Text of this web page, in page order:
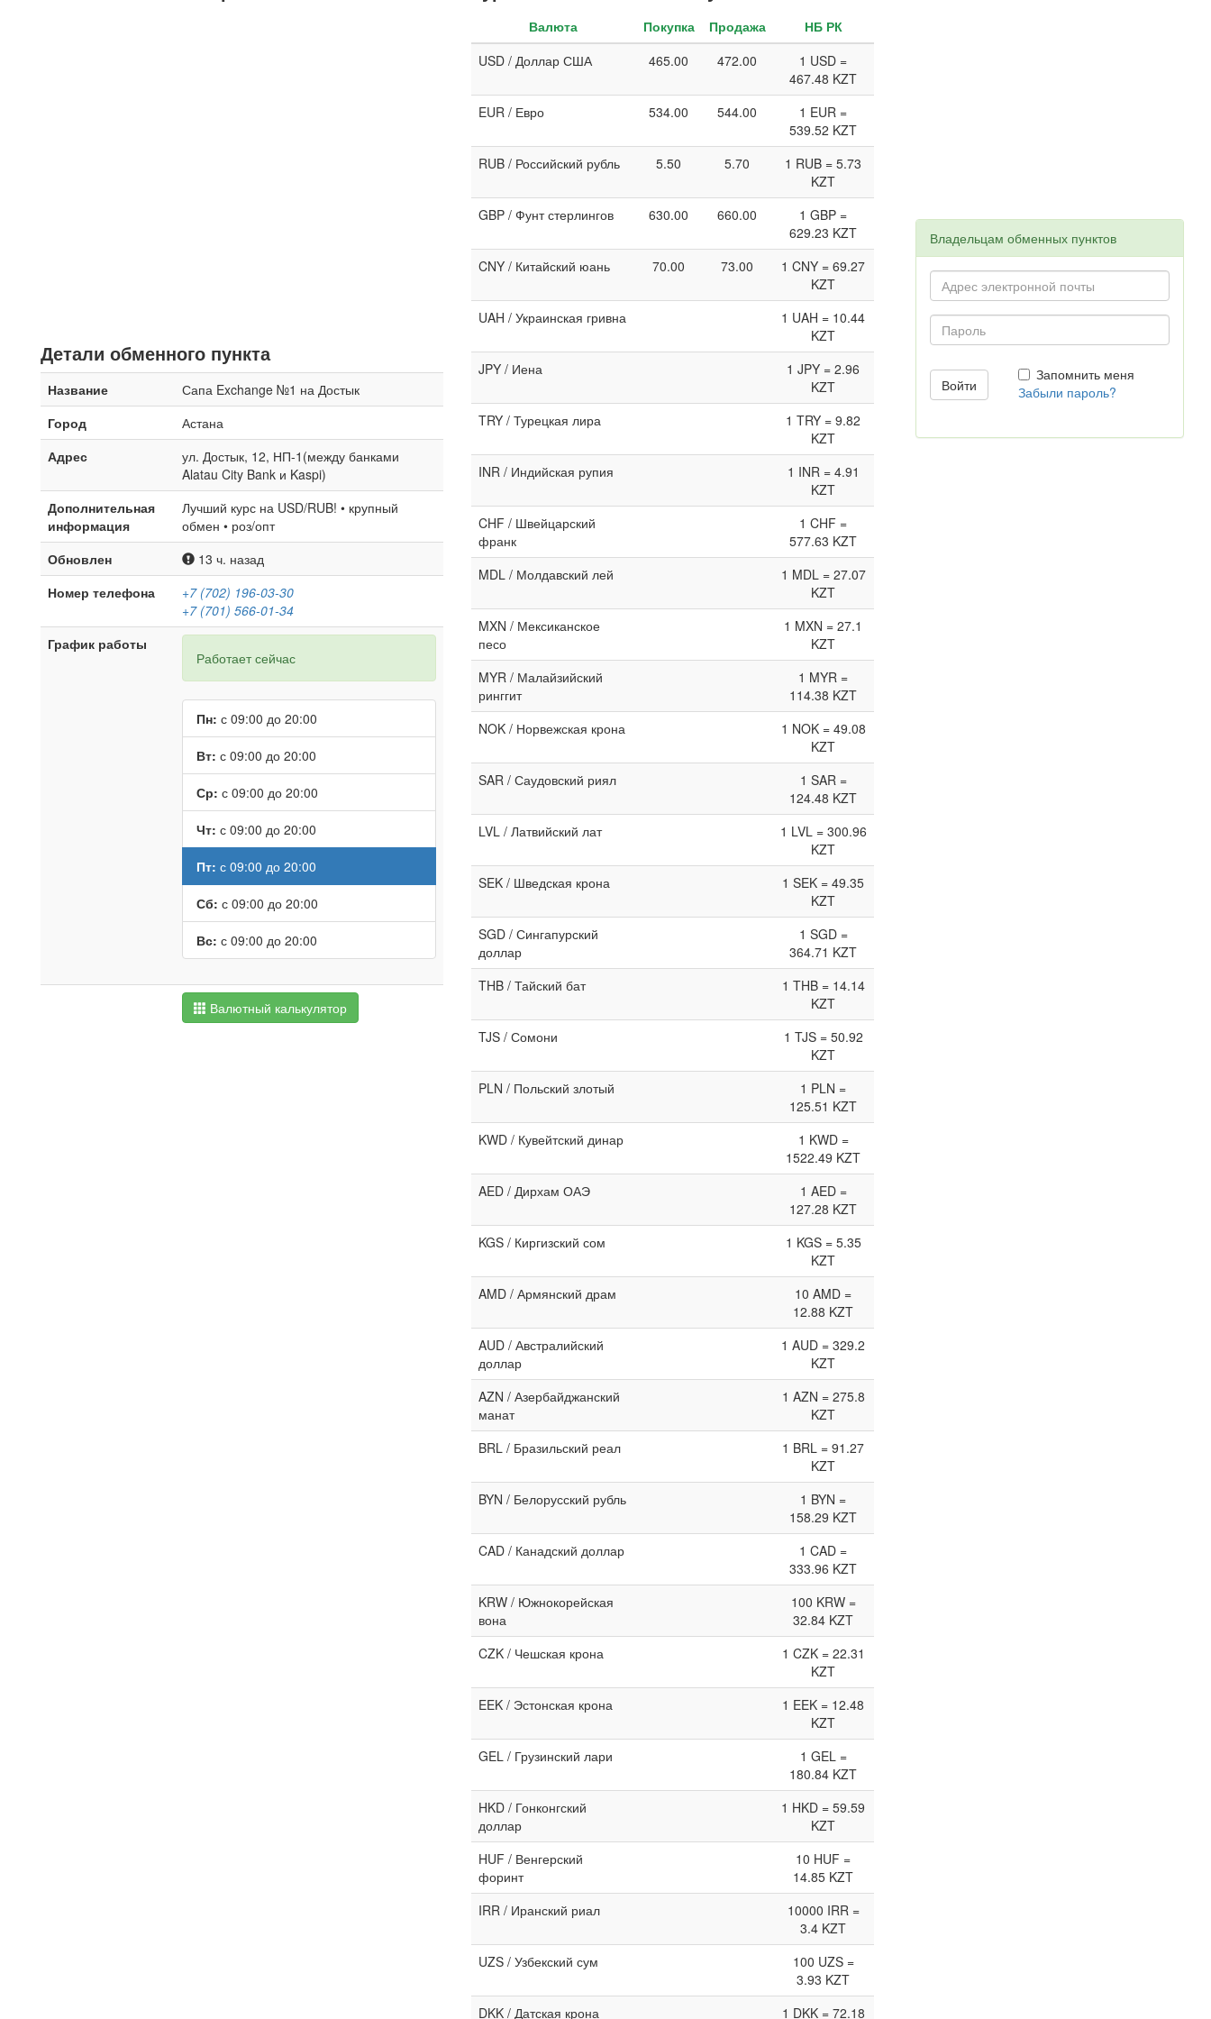
Детали обменного пункта
Название
Сапа Exchange №1 на Достык
Город
Астана
Адрес
ул. Достык, 12, НП-1(между банками
Alatau City Bank и Kaspi)
Дополнительная
информация
Лучший курс на USD/RUB! • крупный
обмен • роз/опт
Обновлен
13 ч. назад
Номер телефона
+7 (702) 196-03-30
+7 (701) 566-01-34
График работы
Работает сейчас
Пн: с 09:00 до 20:00
Вт: с 09:00 до 20:00
Ср: с 09:00 до 20:00
Чт: с 09:00 до 20:00
Пт: с 09:00 до 20:00
Сб: с 09:00 до 20:00
Вс: с 09:00 до 20:00
Валютный калькулятор
Валюта Покупка Продажа
НБ РК
USD / Доллар США
465.00 472.00
1 USD =
467.48 KZT
EUR / Евро
534.00 544.00
1 EUR =
539.52 KZT
RUB / Российский рубль
5.50 5.70
1 RUB = 5.73
KZT
GBP / Фунт стерлингов
630.00 660.00
1 GBP =
629.23 KZT
CNY / Китайский юань
70.00 73.00
1 CNY = 69.27
KZT
UAH / Украинская гривна
1 UAH = 10.44
KZT
JPY / Иена
1 JPY = 2.96
KZT
TRY / Турецкая лира
1 TRY = 9.82
KZT
INR / Индийская рупия
1 INR = 4.91
KZT
CHF / Швейцарский
франк
1 CHF =
577.63 KZT
MDL / Молдавский лей
1 MDL = 27.07
KZT
MXN / Мексиканское
песо
1 MXN = 27.1
KZT
MYR / Малайзийский
ринггит
1 MYR =
114.38 KZT
NOK / Норвежская крона
1 NOK = 49.08
KZT
SAR / Саудовский риял
1 SAR =
124.48 KZT
LVL / Латвийский лат
1 LVL = 300.96
KZT
SEK / Шведская крона
1 SEK = 49.35
KZT
SGD / Сингапурский
доллар
1 SGD =
364.71 KZT
THB / Тайский бат
1 THB = 14.14
KZT
TJS / Сомони
1 TJS = 50.92
KZT
PLN / Польский злотый
1 PLN =
125.51 KZT
KWD / Кувейтский динар
1 KWD =
1522.49 KZT
AED / Дирхам ОАЭ
1 AED =
127.28 KZT
KGS / Киргизский сом
1 KGS = 5.35
KZT
AMD / Армянский драм
10 AMD =
12.88 KZT
AUD / Австралийский
доллар
1 AUD = 329.2
KZT
AZN / Азербайджанский
манат
1 AZN = 275.8
KZT
BRL / Бразильский реал
1 BRL = 91.27
KZT
BYN / Белорусский рубль
1 BYN =
158.29 KZT
CAD / Канадский доллар
1 CAD =
333.96 KZT
KRW / Южнокорейская
вона
100 KRW =
32.84 KZT
CZK / Чешская крона
1 CZK = 22.31
KZT
EEK / Эстонская крона
1 EEK = 12.48
KZT
GEL / Грузинский лари
1 GEL =
180.84 KZT
HKD / Гонконгский
доллар
1 HKD = 59.59
KZT
HUF / Венгерский
форинт
10 HUF =
14.85 KZT
IRR / Иранский риал
10000 IRR =
3.4 KZT
UZS / Узбекский сум
100 UZS =
3.93 KZT
DKK / Датская крона
1 DKK = 72.18
Владельцам обменных пунктов
Запомнить меня
Забыли пароль?